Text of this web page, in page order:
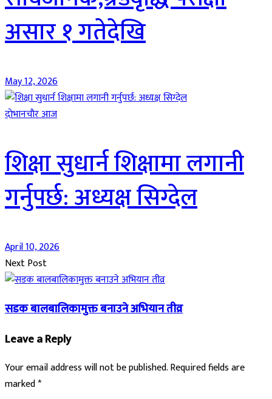
असार १ गतेदेखि
May 12, 2026
दाेभानचाैर आज
शिक्षा सुधार्न शिक्षामा लगानी
गर्नुपर्छ: अध्यक्ष सिग्देल
April 10, 2026
Next Post
सडक बालबालिकामुक्त बनाउने अभियान तीव्र
Leave a Reply
Your email address will not be published.Required fields are
marked*